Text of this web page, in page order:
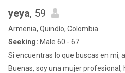
yeya, 59
Armenia, Quindío, Colombia
Seeking: Male 60 - 67
Si encuentras lo que buscas en mi,
Buenas, soy una mujer